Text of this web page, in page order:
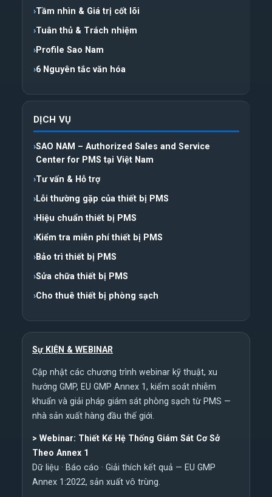
Tầm nhìn & Giá trị cốt lõi
Tuân thủ & Trách nhiệm
Profile Sao Nam
6 Nguyên tắc văn hóa
DỊCH VỤ
SAO NAM – Authorized Sales and Service
Center for PMS tại Việt Nam
Tư vấn & Hỗ trợ
Lỗi thường gặp của thiết bị PMS
Hiệu chuẩn thiết bị PMS
Kiểm tra miễn phí thiết bị PMS
Bảo trì thiết bị PMS
Sửa chữa thiết bị PMS
Cho thuê thiết bị phòng sạch
Sự KIỆN & WEBINAR
Cập nhật các chương trình webinar kỹ thuật, xu
hướng GMP, EU GMP Annex 1, kiểm soát nhiễm
khuẩn và giải pháp giám sát phòng sạch từ PMS —
nhà sản xuất hàng đầu thế giới.
> Webinar: Thiết Kế Hệ Thống Giám Sát Cơ Sở
Theo Annex 1
Dữ liệu · Báo cáo · Giải thích kết quả — EU GMP
Annex 1:2022, sản xuất vô trùng.